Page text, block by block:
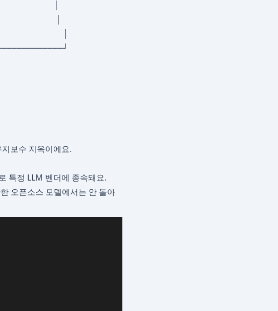
│
│
│
보수 지옥이에요.
특정 LLM 벤더에 종속돼요.
오픈소스 모델에서는 안 돌아